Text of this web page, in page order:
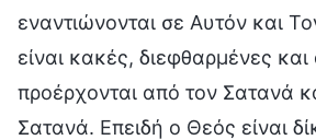
εναντιώνονται σε Αυτόν και
είναι κακές, διεφθαρμένες και
προέρχονται από τον Σατανά
Σατανά. Επειδή ο Θεός είναι